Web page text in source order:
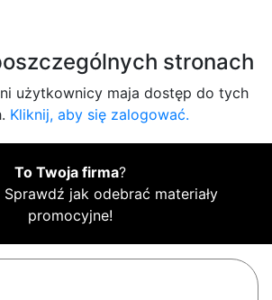
stronach
użytkownicy maja dostęp do tych
Kliknij, aby się zalogować.
To Twoja firma?
Sprawdź jak odebrać materiały
promocyjne!